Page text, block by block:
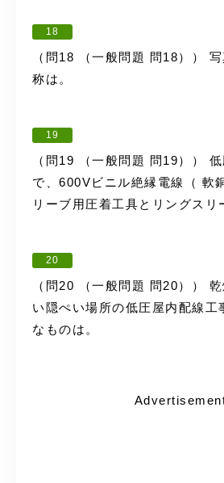
18
（問18 （一般問題 問18））
称は。
19
（問19 （一般問題 問19））
で、600Vビニル絶縁電線（ 軟
リーブ用圧着工具とリングスリ
20
（問20 （一般問題 問20））
い隠ぺい場所の低圧屋内配線工
なものは。